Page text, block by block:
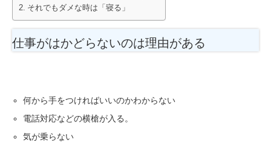
それでもダメな時は「寝る」
仕事がはかどらないのは理由がある
何から手をつければいいのかわからない
電話対応などの横槍が入る。
気が乗らない